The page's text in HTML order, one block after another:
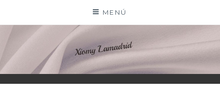
contenido
MENÚ
XIOMY LAMADRID